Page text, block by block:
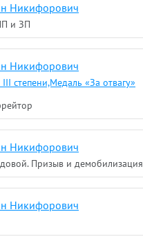
Никифорович
и ЗП
Никифорович
степени,Медаль «За отвагу»
Никифорович
Призыв и демобилизация
Никифорович